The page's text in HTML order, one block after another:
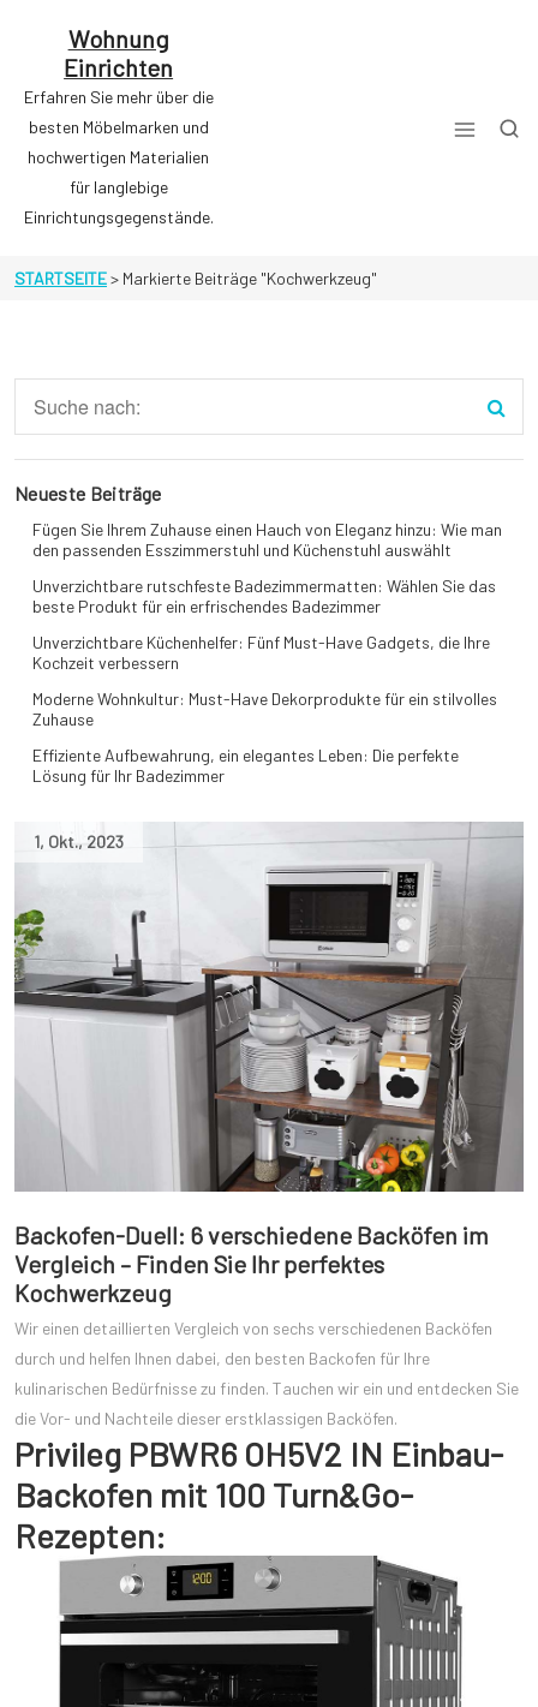
Wohnung
Einrichten
Erfahren Sie mehr über die
besten Möbelmarken und
hochwertigen Materialien
für langlebige
Einrichtungsgegenstände.
STARTSEITE> Markierte Beiträge "Kochwerkzeug"
1, Okt., 2023
Backofen-Duell: 6 verschiedene Backöfen im
Vergleich – Finden Sie Ihr perfektes
Kochwerkzeug
Wir einen detaillierten Vergleich von sechs verschiedenen Backöfen
durch und helfen Ihnen dabei, den besten Backofen für Ihre
kulinarischen Bedürfnisse zu finden. Tauchen wir ein und entdecken Sie
die Vor- und Nachteile dieser erstklassigen Backöfen.
Privileg PBWR6 OH5V2 IN Einbau-
Backofen mit 100 Turn&Go-
Rezepten:
Neueste Beiträge
Fügen Sie Ihrem Zuhause einen Hauch von Eleganz hinzu: Wie man
den passenden Esszimmerstuhl und Küchenstuhl auswählt
Unverzichtbare rutschfeste Badezimmermatten: Wählen Sie das
beste Produkt für ein erfrischendes Badezimmer
Unverzichtbare Küchenhelfer: Fünf Must-Have Gadgets, die Ihre
Kochzeit verbessern
Moderne Wohnkultur: Must-Have Dekorprodukte für ein stilvolles
Zuhause
Effiziente Aufbewahrung, ein elegantes Leben: Die perfekte
Lösung für Ihr Badezimmer